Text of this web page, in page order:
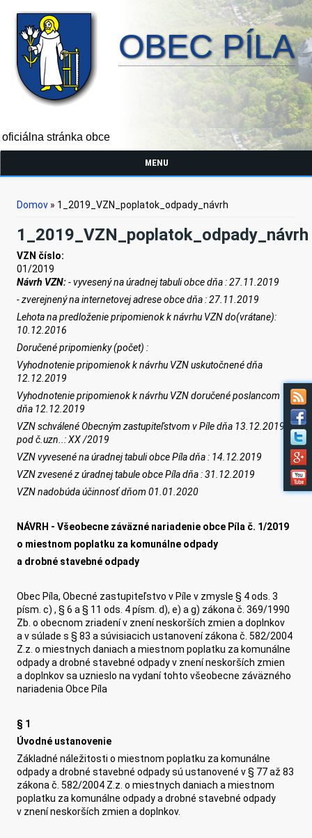
OBEC PÍLA
oficiálna stránka obce
MENU
Nachádzate sa tu
Domov » 1_2019_VZN_poplatok_odpady_návrh
1_2019_VZN_poplatok_odpady_návrh
VZN číslo:
01/2019
Návrh VZN:- vyvesený na úradnej tabuli obce dňa :27.11.2019
- zverejnený na internetovej adrese obce dňa :27.11.2019
Lehota na predloženie pripomienok k návrhu VZN do(vrátane):
10.12.2016
Doručené pripomienky (počet) :
Vyhodnotenie pripomienok k návrhu VZN uskutočnené dňa
12.12.2019
Vyhodnotenie pripomienok k návrhu VZN doručené poslancom
dňa 12.12.2019
VZN schválené Obecným zastupiteľstvom vPíledňa 13.12.2019
pod č.uzn..:XX /2019
VZN vyvesené na úradnej tabuli obce Píla dňa : 14.12.2019
VZN zvesené z úradnej tabule obce Píla dňa : 31.12.2019
VZN nadobúda účinnosť dňom 01.01.2020
NÁVRH - Všeobecne záväzné nariadenie obce Píla č. 1/2019
o miestnom poplatku za komunálne odpady
a drobné stavebné odpady
Obec Píla, Obecné zastupiteľstvo v Píle v zmysle § 4 ods. 3
písm. c) , § 6 a § 11 ods. 4 písm. d), e) a g) zákona č. 369/1990
Zb. o obecnom zriadení v znení neskorších zmien a doplnkov
a v súlade s § 83 a súvisiacich ustanovení zákona č. 582/2004
Z.z. o miestnych daniach a miestnom poplatku za komunálne
odpady a drobné stavebné odpady v znení neskorších zmien
a doplnkov sa uznieslo na vydaní tohto všeobecne záväzného
nariadenia Obce Píla
§ 1
Úvodné ustanovenie
Základné náležitosti o miestnom poplatku za komunálne
odpady a drobné stavebné odpady sú ustanovené v § 77 až 83
zákona č. 582/2004 Z.z. o miestnych daniach a miestnom
poplatku za komunálne odpady a drobné stavebné odpady
v znení neskorších zmien a doplnkov.